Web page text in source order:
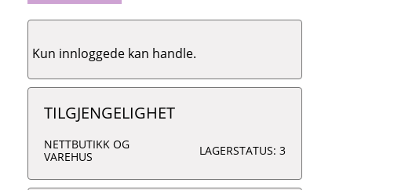
Kun innloggede kan handle.
TILGJENGELIGHET
NETTBUTIKK OG
VAREHUS
LAGERSTATUS: 3